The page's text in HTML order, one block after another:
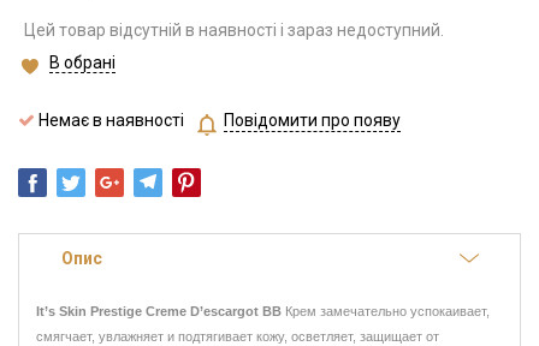
Цей товар відсутній в наявності і зараз недоступний.
В обрані
Немає в наявності Повідомити про появу
Опис
It’s Skin Prestige Creme D’escargot BB Крем замечательно успокаивает,
смягчает, увлажняет и подтягивает кожу, осветляет, защищает от